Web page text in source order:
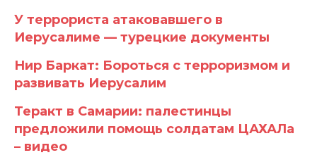
У террориста атаковавшего в
Иерусалиме — турецкие документы
Нир Баркат: Бороться с терроризмом и
развивать Иерусалим
Теракт в Самарии: палестинцы
предложили помощь солдатам ЦАХАЛа
– видео